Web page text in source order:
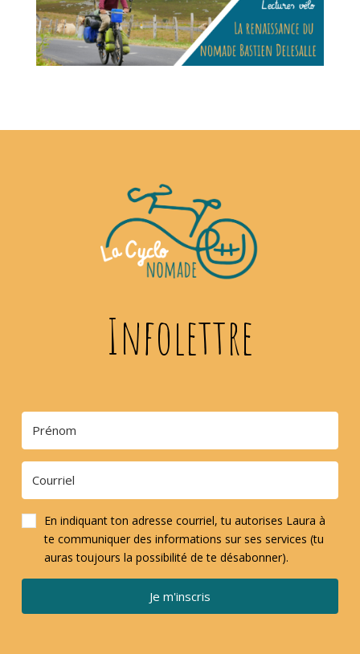
Infolettre
En indiquant ton adresse courriel, tu autorises Laura à
te communiquer des informations sur ses services (tu
auras toujours la possibilité de te désabonner).
Je m'inscris